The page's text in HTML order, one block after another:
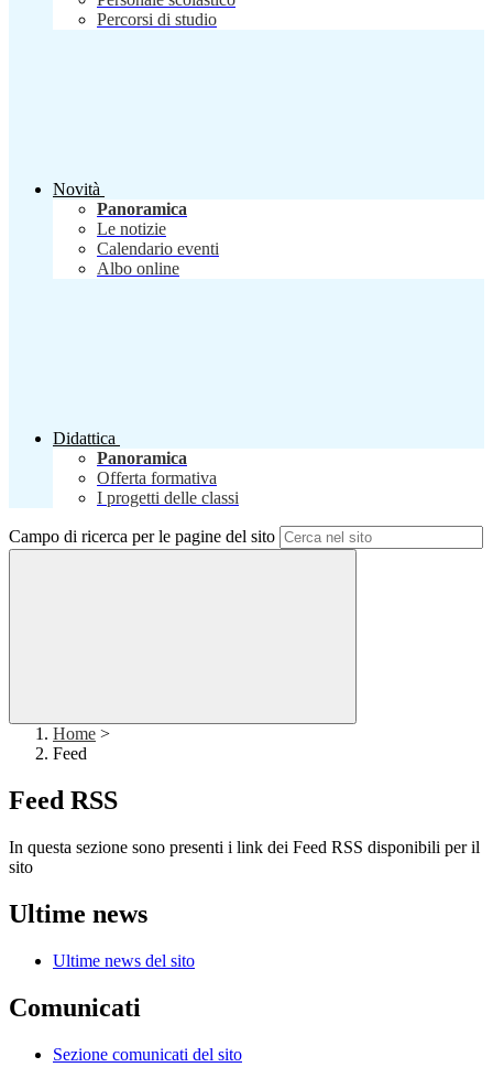
Percorsi di studio
Novità
Panoramica
Le notizie
Calendario eventi
Albo online
Didattica
Panoramica
Offerta formativa
I progetti delle classi
Campo di ricerca per le pagine del sito
Home >
Feed
Feed RSS
In questa sezione sono presenti i link dei Feed RSS disponibili per il
sito
Ultime news
Ultime news del sito
Comunicati
Sezione comunicati del sito